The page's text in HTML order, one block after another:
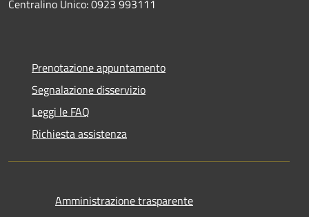
Centralino Unico: 0923 993111
Prenotazione appuntamento
Segnalazione disservizio
Leggi le FAQ
Richiesta assistenza
Amministrazione trasparente